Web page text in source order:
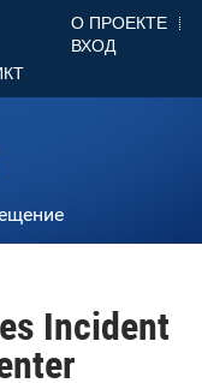
О ПРОЕКТЕ
ВХОД
Incident